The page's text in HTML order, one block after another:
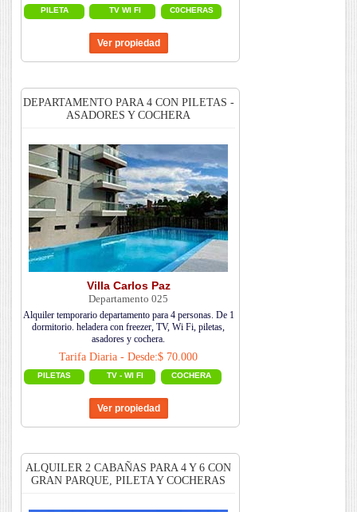
PILETA TV WI FI C0CHERAS
DEPARTAMENTO PARA 4 CON PILETAS -
ASADORES Y COCHERA
Villa Carlos Paz
Departamento 025
Alquiler temporario departamento para 4 personas. De 1
dormitorio. heladera con freezer, TV, Wi Fi, piletas,
asadores y cochera.
Tarifa Diaria - Desde:$ 70.000
PILETAS TV - WI FI COCHERA
ALQUILER 2 CABAÑAS PARA 4 Y 6 CON
GRAN PARQUE, PILETA Y COCHERAS